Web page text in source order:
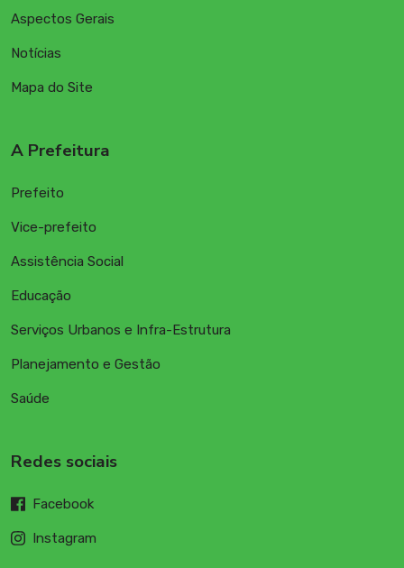
Aspectos Gerais
Notícias
Mapa do Site
A Prefeitura
Prefeito
Vice-prefeito
Assistência Social
Educação
Serviços Urbanos e Infra-Estrutura
Planejamento e Gestão
Saúde
Redes sociais
Facebook
Instagram